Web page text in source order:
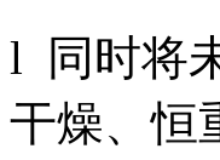
l 同时将
干燥、恒